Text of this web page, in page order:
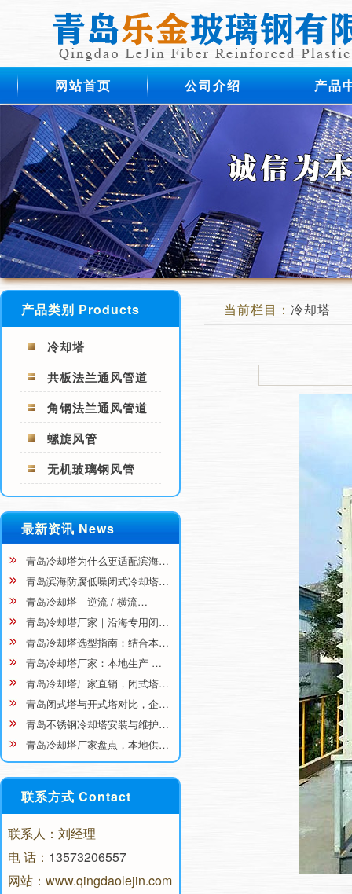
网站首页 公司介绍 产品
产品类别 Products
冷却塔
共板法兰通风管道
角钢法兰通风管道
螺旋风管
无机玻璃钢风管
最新资讯 News
青岛冷却塔为什么更适配滨海…
青岛滨海防腐低噪闭式冷却塔…
青岛冷却塔｜逆流 / 横流…
青岛冷却塔厂家｜沿海专用闭…
青岛冷却塔选型指南：结合本…
青岛冷却塔厂家：本地生产 …
青岛冷却塔厂家直销，闭式塔…
青岛闭式塔与开式塔对比，企…
青岛不锈钢冷却塔安装与维护…
青岛冷却塔厂家盘点，本地供…
联系方式 Contact
联系人：刘经理
电 话： 13573206557
网站：www.qingdaolejin.com
当前栏目： 冷却塔